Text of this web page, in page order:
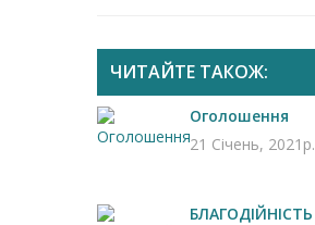
ЧИТАЙТЕ ТАКОЖ:
Оголошення
21 Січень, 2021р.
БЛАГОДІЙНІСТЬ